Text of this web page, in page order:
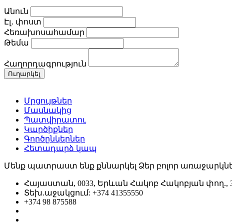
Անուն
Էլ․ փոստ
Հեռախոսահամար
Թեմա
Հաղորդագրություն
Մրցույթներ
Մասնակից
Պատվիրատու
Կարծիքներ
Գործընկերներ
Հետադարձ կապ
Մենք պատրաստ ենք քննարկել Ձեր բոլոր
Հայաստան, 0033, Երևան Հակոբ Հակոբյան փող., 3
Տեխ.աջակցում: +374 41355550
+374 98 875588